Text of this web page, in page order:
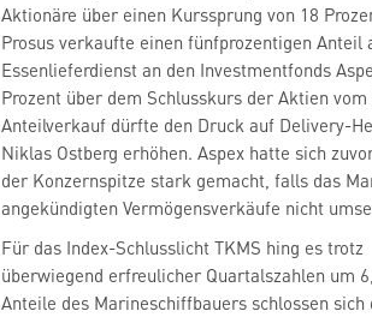
Aktionäre über einen Kurssprung von 18
Prosus verkaufte einen fünfprozentigen Anteil
Essenlieferdienst an den Investmentfonds
Prozent über dem Schlusskurs der Aktien
Anteilverkauf dürfte den Druck auf Delivery-
Niklas Ostberg erhöhen. Aspex hatte sich
der Konzernspitze stark gemacht, falls das
angekündigten Vermögensverkäufe nicht
Für das Index-Schlusslicht TKMS hing es trotz
überwiegend erfreulicher Quartalszahlen um
Anteile des Marineschiffbauers schlossen